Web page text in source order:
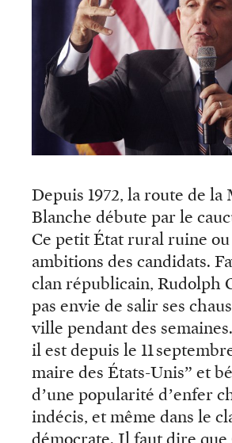
Depuis 1972, la route de la
Blanche débute par le
Ce petit État rural ruine
ambitions des candidats.
clan républicain, Rudolph
pas envie de salir ses
ville pendant des
il est depuis le 11
maire des États-Unis” et
d’une popularité d’enfer
indécis, et même dans le
démocrate. Il faut dire